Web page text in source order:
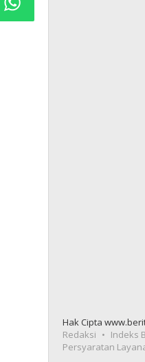
Hak Cipta
Redaksi
Indeks
Persyaratan